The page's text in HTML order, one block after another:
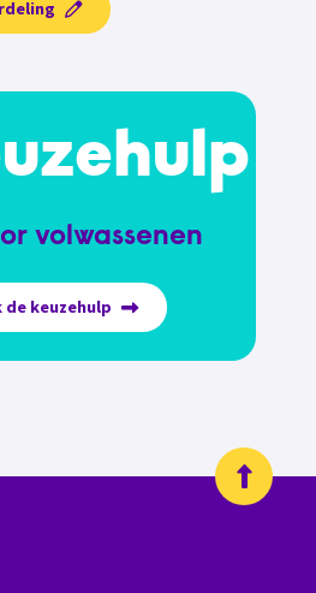
volwassenen
de keuzehulp